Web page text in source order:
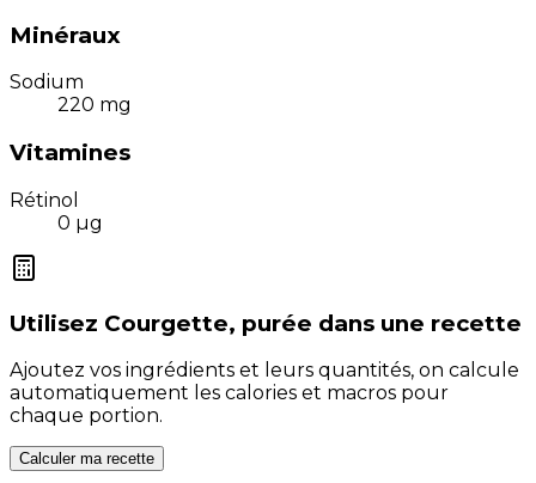
Minéraux
Sodium
220 mg
Vitamines
Rétinol
0 µg
Utilisez Courgette, purée dans une recette
Ajoutez vos ingrédients et leurs quantités, on calcule
automatiquement les calories et macros pour
chaque portion.
Calculer ma recette